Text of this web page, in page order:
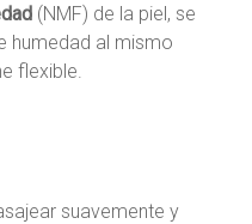
(NMF) de la piel, se
humedad al mismo
flexible.
suavemente y